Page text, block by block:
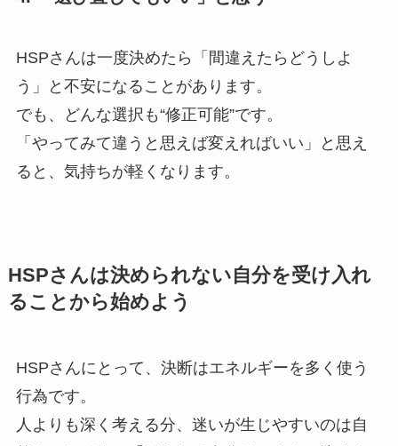
HSPさんは一度決めたら「間違えたらどうしよ
う」と不安になることがあります。
でも、どんな選択も“修正可能”です。
「やってみて違うと思えば変えればいい」と思え
ると、気持ちが軽くなります。
HSPさんは決められない自分を受け入れ
ることから始めよう
HSPさんにとって、決断はエネルギーを多く使う
行為です。
人よりも深く考える分、迷いが生じやすいのは自